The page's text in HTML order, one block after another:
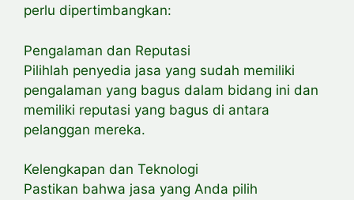
perlu dipertimbangkan:
Pengalaman dan Reputasi
Pilihlah penyedia jasa yang sudah memiliki
pengalaman yang bagus dalam bidang ini dan
memiliki reputasi yang bagus di antara
pelanggan mereka.
Kelengkapan dan Teknologi
Pastikan bahwa jasa yang Anda pilih